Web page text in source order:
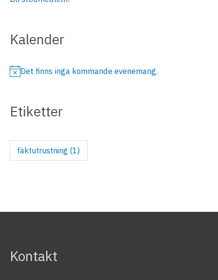
Kalender
N
t
s
Det finns inga kommande evenemang.
Etiketter
fäktutrustning (1)
Kontakt